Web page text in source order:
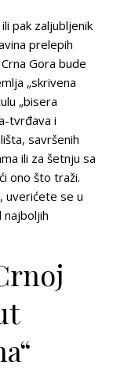
pak zaljubljenik
prelepih
Gora bude
„skrivena
„bisera
tvrđava i
savršenih
ili za šetnju sa
ono što traži.
, uverićete se u